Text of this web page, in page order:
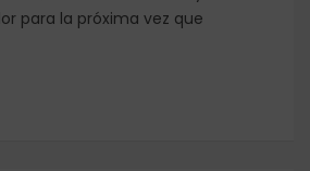
para la próxima vez que